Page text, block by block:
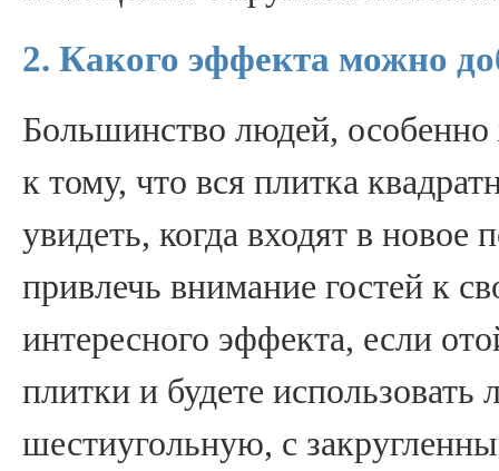
2. Какого эффекта можно
Большинство людей,
к тому, что вся плитка
увидеть, когда входят в
привлечь внимание гостей к
интересного эффекта, если
плитки и будете
шестиугольную, с